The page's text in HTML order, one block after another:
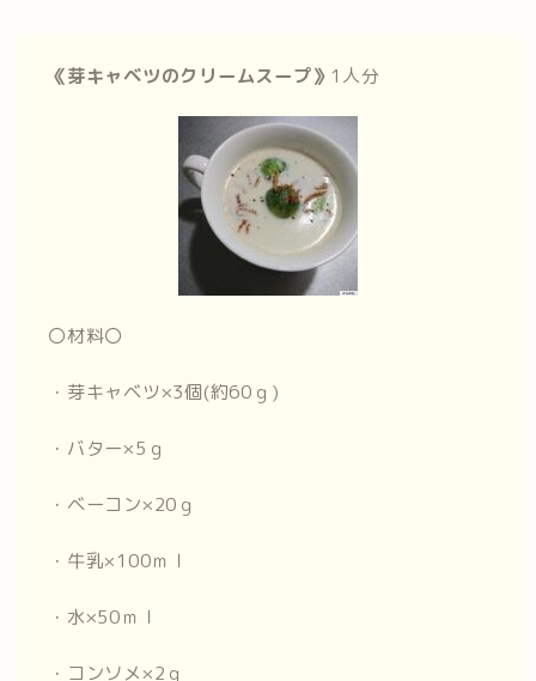
《芽キャベツのクリームスープ》 1人分
〇材料〇
・芽キャベツ×3個(約60ｇ)
・バター×5ｇ
・ベーコン×20ｇ
・牛乳×100ｍｌ
・水×50ｍｌ
・コンソメ×2ｇ